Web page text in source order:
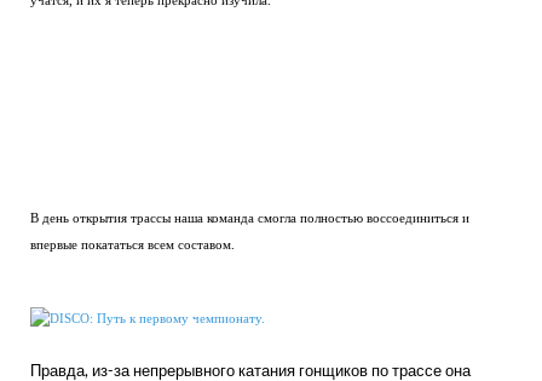
В день открытия трассы наша команда смогла полностью воссоединиться и
впервые покататься всем составом.
Правда, из-за непрерывного катания гонщиков по трассе она